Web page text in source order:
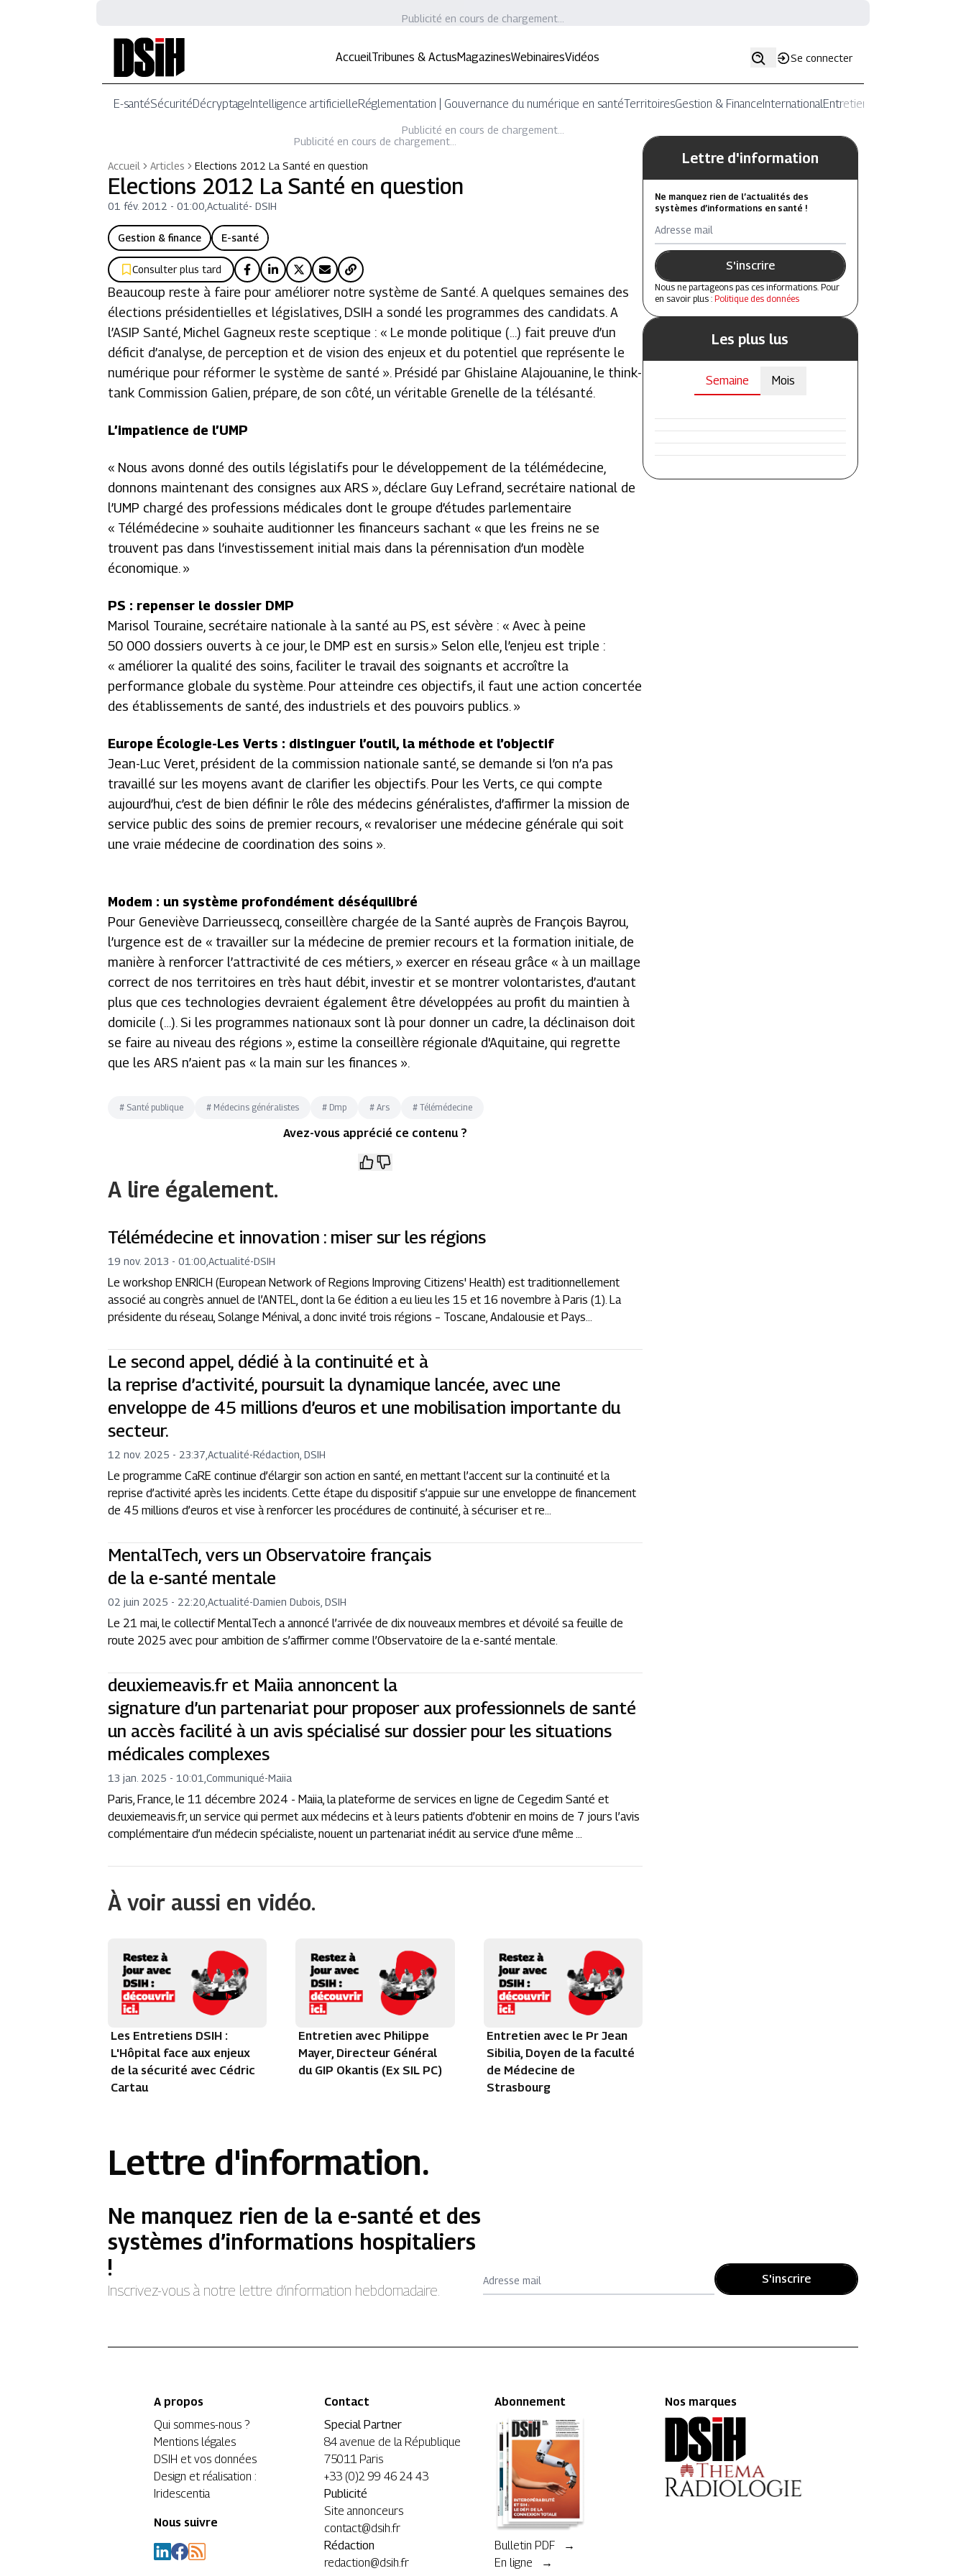
Publicité en cours de chargement...
AccueilTribunes & ActusMagazinesWebinairesVidéos Se connecter
E-santéSécuritéDécryptageIntelligence artificielleRéglementation | Gouvernance du numérique en santéTerritoiresGestion & FinanceInternationalEntretiens
Publicité en cours de chargement...
Publicité en cours de chargement...
Accueil
Articles Elections 2012 La Santé en question
Elections 2012 La Santé en question
01 fév. 2012 - 01:00 ,Actualité-DSIH
Gestion & finance E-santé
Consulter plus tard
Beaucoup reste à faire pour améliorer notre système de Santé. A quelques semaines des
élections présidentielles et législatives, DSIH a sondé les programmes des candidats. A
l’ASIP Santé, Michel Gagneux reste sceptique : « Le monde politique (…) fait preuve d’un
déficit d’analyse, de perception et de vision des enjeux et du potentiel que représente le
numérique pour réformer le système de santé ». Présidé par Ghislaine Alajouanine, le think-
tank Commission Galien, prépare, de son côté, un véritable Grenelle de la télésanté.
L’impatience de l’UMP
« Nous avons donné des outils législatifs pour le développement de la télémédecine,
donnons maintenant des consignes aux ARS », déclare Guy Lefrand, secrétaire national de
l’UMP chargé des professions médicales dont le groupe d’études parlementaire
« Télémédecine » souhaite auditionner les financeurs sachant « que les freins ne se
trouvent pas dans l’investissement initial mais dans la pérennisation d’un modèle
économique. »
PS : repenser le dossier DMP
Marisol Touraine, secrétaire nationale à la santé au PS, est sévère : « Avec à peine
50 000 dossiers ouverts à ce jour, le DMP est en sursis.» Selon elle, l’enjeu est triple :
« améliorer la qualité des soins, faciliter le travail des soignants et accroître la
performance globale du système. Pour atteindre ces objectifs, il faut une action concertée
des établissements de santé, des industriels et des pouvoirs publics. »
Europe Écologie-Les Verts : distinguer l’outil, la méthode et l’objectif
Jean-Luc Veret, président de la commission nationale santé, se demande si l’on n’a pas
travaillé sur les moyens avant de clarifier les objectifs. Pour les Verts, ce qui compte
aujourd’hui, c’est de bien définir le rôle des médecins généralistes, d’affirmer la mission de
service public des soins de premier recours, « revaloriser une médecine générale qui soit
une vraie médecine de coordination des soins ».
Modem : un système profondément déséquilibré
Pour Geneviève Darrieussecq, conseillère chargée de la Santé auprès de François Bayrou,
l’urgence est de « travailler sur la médecine de premier recours et la formation initiale, de
manière à renforcer l’attractivité de ces métiers, » exercer en réseau grâce « à un maillage
correct de nos territoires en très haut débit, investir et se montrer volontaristes, d’autant
plus que ces technologies devraient également être développées au profit du maintien à
domicile (…). Si les programmes nationaux sont là pour donner un cadre, la déclinaison doit
se faire au niveau des régions », estime la conseillère régionale d'Aquitaine, qui regrette
que les ARS n’aient pas « la main sur les finances ».
# Santé publique # Médecins généralistes # Dmp #Ars #Télémédecine
Avez-vous apprécié ce contenu ?
A lire également.
Télémédecine et innovation : miser sur les régions
19 nov. 2013 - 01:00 ,Actualité-DSIH
Le workshop ENRICH (European Network of Regions Improving Citizens' Health) est traditionnellement
associé au congrès annuel de l’ANTEL, dont la 6e édition a eu lieu les 15 et 16 novembre à Paris (1). La
présidente du réseau, Solange Ménival, a donc invité trois régions – Toscane, Andalousie et Pays...
Le second appel, dédié à la continuité et à
la reprise d’activité, poursuit la dynamique lancée, avec une
enveloppe de 45 millions d’euros et une mobilisation importante du
secteur.
12 nov. 2025 - 23:37 ,Actualité-Rédaction, DSIH
Le programme CaRE continue d’élargir son action en santé, en mettant l’accent sur la continuité et la
reprise d’activité après les incidents. Cette étape du dispositif s’appuie sur une enveloppe de financement
de 45 millions d’euros et vise à renforcer les procédures de continuité, à sécuriser et re...
MentalTech, vers un Observatoire français
de la e-santé mentale
02 juin 2025 - 22:20 ,Actualité-Damien Dubois, DSIH
Le 21 mai, le collectif MentalTech a annoncé l’arrivée de dix nouveaux membres et dévoilé sa feuille de
route 2025 avec pour ambition de s’affirmer comme l’Observatoire de la e-santé mentale.
deuxiemeavis.fr et Maiia annoncent la
signature d’un partenariat pour proposer aux professionnels de santé
un accès facilité à un avis spécialisé sur dossier pour les situations
médicales complexes
13 jan. 2025 - 10:01 ,Communiqué-Maiia
Paris, France, le 11 décembre 2024 - Maiia, la plateforme de services en ligne de Cegedim Santé et
deuxiemeavis.fr, un service qui permet aux médecins et à leurs patients d’obtenir en moins de 7 jours l’avis
complémentaire d’un médecin spécialiste, nouent un partenariat inédit au service d'une même ...
À voir aussi en vidéo.
Les Entretiens DSIH :
L'Hôpital face aux enjeux
de la sécurité avec Cédric
Cartau
Entretien avec Philippe
Mayer, Directeur Général
du GIP Okantis (Ex SIL PC)
Entretien avec le Pr Jean
Sibilia, Doyen de la faculté
de Médecine de
Strasbourg
Lettre d'information
Ne manquez rien de l’actualités des
systèmes d’informations en santé !
Adresse mail
S'inscrire
Nous ne partageons pas ces informations. Pour
en savoir plus : Politique des données
Les plus lus
Semaine Mois
Lettre d'information.
Ne manquez rien de la e-santé et des
systèmes d’informations hospitaliers
!
Inscrivez-vous à notre lettre d’information hebdomadaire.
Adresse mail S'inscrire
A propos
Qui sommes-nous ?
Mentions légales
DSIH et vos données
Design et réalisation :
Iridescentia
Nous suivre
Contact
Special Partner
84 avenue de la République
75011 Paris
+33 (0)2 99 46 24 43
Publicité
Site annonceurs
contact@dsih.fr
Rédaction
redaction@dsih.fr
Abonnement
Bulletin PDF →
En ligne →
Nos marques